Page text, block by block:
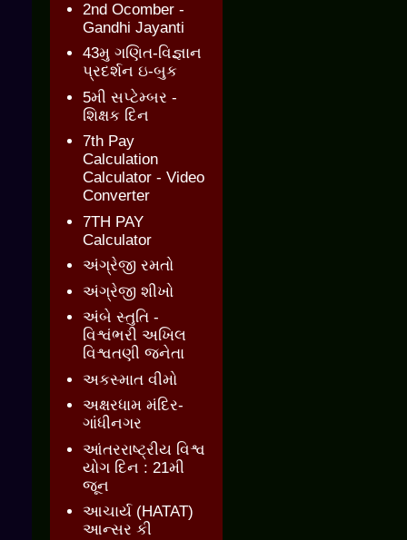
2nd Ocomber -
Gandhi Jayanti
43મુ ગણિત-વિજ્ઞાન
પ્રદર્શન ઇ-બુક
5મી સપ્ટેમ્બર -
શિક્ષક દિન
7th Pay
Calculation
Calculator - Video
Converter
7TH PAY
Calculator
અંગ્રેજી રમતો
અંગ્રેજી શીખો
અંબે સ્તુતિ -
વિશ્વંભરી અખિલ
વિશ્વતણી જનેતા
અકસ્માત વીમો
અક્ષરધામ મંદિર-
ગાંધીનગર
આંતરરાષ્ટ્રીય વિશ્વ
યોગ દિન : 21મી
જૂન
આચાર્ય (HATAT)
આન્સર કી